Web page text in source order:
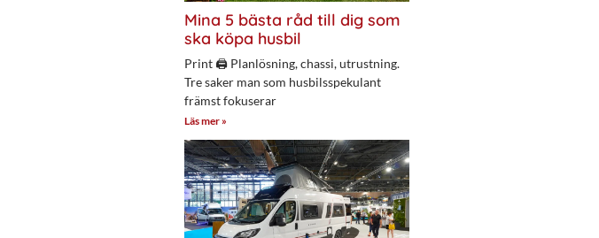
Mina 5 bästa råd till dig som
ska köpa husbil
Print 🖨 Planlösning, chassi, utrustning.
Tre saker man som husbilsspekulant
främst fokuserar
Läs mer »